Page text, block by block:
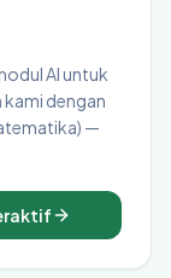
AI untuk
dengan
—